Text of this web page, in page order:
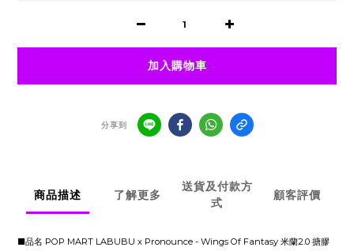
加入購物車
分享到
商品描述 了解更多
送貨及付款方
式
顧客評價
■品名 POP MART LABUBU x Pronounce - Wings Of Fantasy 米蘭2.0 搪膠